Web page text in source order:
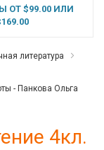
ОТ $99.00 ИЛИ
литература
- Панкова Ольга
4кл.